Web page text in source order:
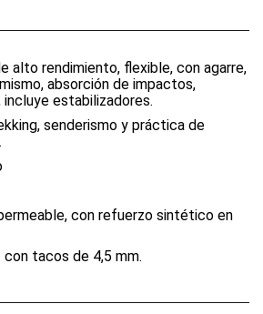
alto rendimiento, flexible, con agarre,
absorción de impactos,
estabilizadores.
senderismo y práctica de
con refuerzo sintético en
tacos de 4,5 mm.